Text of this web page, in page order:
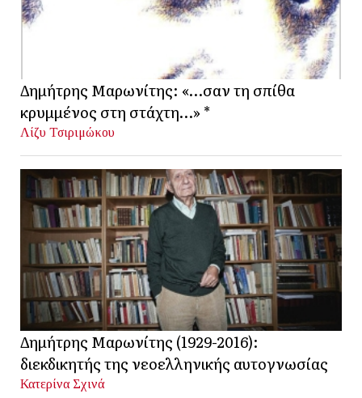
Δημήτρης Μαρωνίτης: «…σαν τη σπίθα
κρυμμένος στη στάχτη…» *
Λίζυ Τσιριμώκου
Δημήτρης Μαρωνίτης (1929-2016):
διεκδικητής της νεοελληνικής αυτογνωσίας
Κατερίνα Σχινά